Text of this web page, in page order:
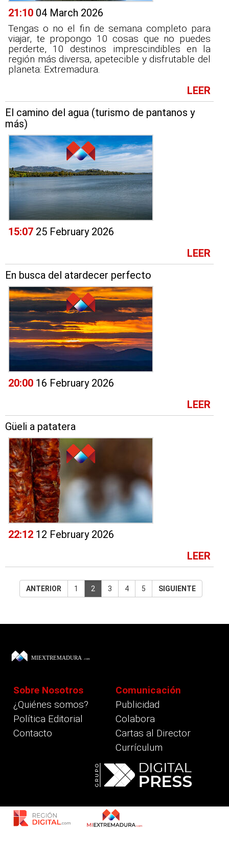
21:10 04 March 2026
Tengas o no el fin de semana completo para
viajar, te propongo 10 cosas que no puedes
perderte, 10 destinos imprescindibles en la
región más diversa, apetecible y disfrutable del
planeta: Extremadura.
LEER
El camino del agua (turismo de pantanos y
más)
15:07 25 February 2026
LEER
En busca del atardecer perfecto
20:00 16 February 2026
LEER
Güeli a patatera
22:12 12 February 2026
LEER
ANTERIOR 1 2 3 4 5 SIGUIENTE
Sobre Nosotros
¿Quiénes somos?
Política Editorial
Contacto
Comunicación
Publicidad
Colabora
Cartas al Director
Currículum